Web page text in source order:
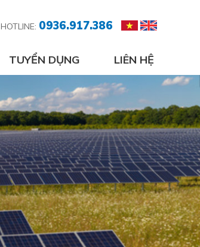
HOTLINE: 0936.917.386
TUYỂN DỤNG LIÊN HỆ